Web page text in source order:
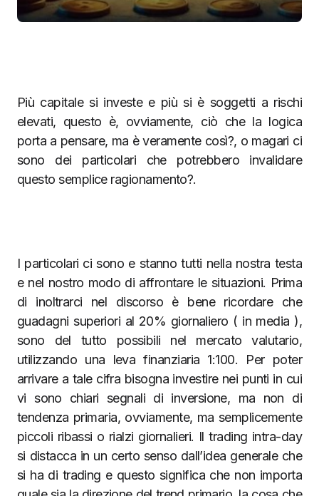
Più capitale si investe e più si è soggetti a rischi
elevati, questo è, ovviamente, ciò che la logica
porta a pensare, ma è veramente così?, o magari ci
sono dei particolari che potrebbero invalidare
questo semplice ragionamento?.
I particolari ci sono e stanno tutti nella nostra testa
e nel nostro modo di affrontare le situazioni. Prima
di inoltrarci nel discorso è bene ricordare che
guadagni superiori al 20% giornaliero ( in media ),
sono del tutto possibili nel mercato valutario,
utilizzando una leva finanziaria 1:100. Per poter
arrivare a tale cifra bisogna investire nei punti in cui
vi sono chiari segnali di inversione, ma non di
tendenza primaria, ovviamente, ma semplicemente
piccoli ribassi o rialzi giornalieri. Il trading intra-day
si distacca in un certo senso dall’idea generale che
si ha di trading e questo significa che non importa